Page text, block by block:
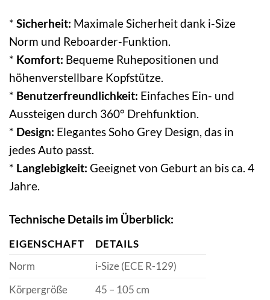
* Sicherheit: Maximale Sicherheit dank i-Size
Norm und Reboarder-Funktion.
* Komfort: Bequeme Ruhepositionen und
höhenverstellbare Kopfstütze.
* Benutzerfreundlichkeit: Einfaches Ein- und
Aussteigen durch 360° Drehfunktion.
* Design: Elegantes Soho Grey Design, das in
jedes Auto passt.
* Langlebigkeit: Geeignet von Geburt an bis ca. 4
Jahre.
Technische Details im Überblick:
EIGENSCHAFT
DETAILS
Norm
i-Size (ECE R-129)
Körpergröße
45 – 105 cm